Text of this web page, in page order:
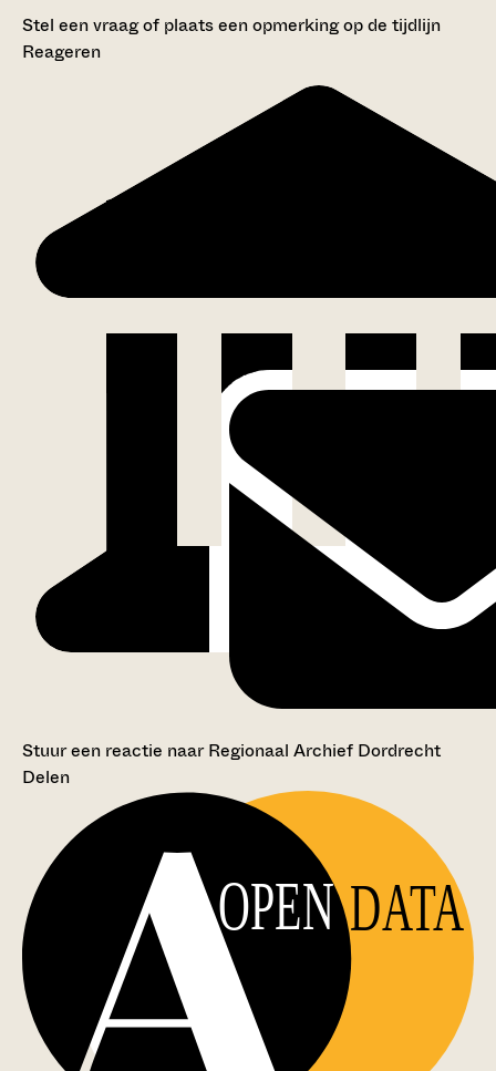
Stel een vraag of plaats een opmerking op de tijdlijn
Reageren
Stuur een reactie naar Regionaal Archief Dordrecht
Delen
OPEN DATA